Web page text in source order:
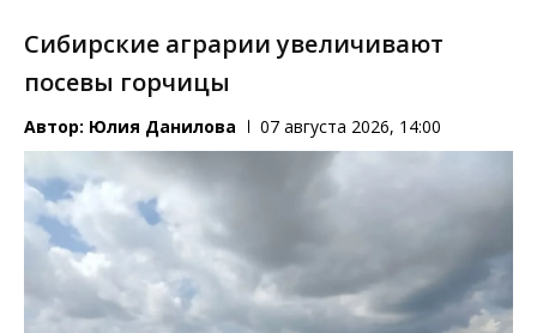
Сибирские аграрии увеличивают
посевы горчицы
Автор: Юлия Данилова 07 августа 2026, 14:00